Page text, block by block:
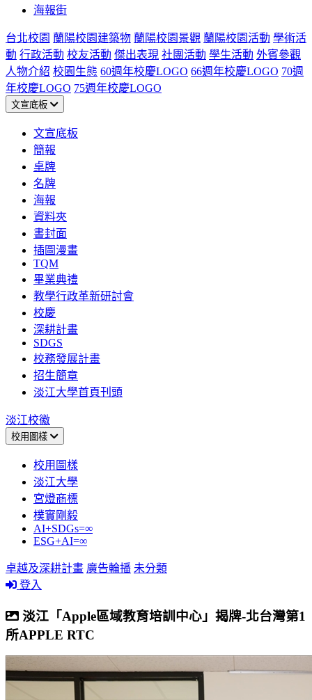
海報街
台北校園 蘭陽校園建築物 蘭陽校園景觀 蘭陽校園活動 學術活
動 行政活動 校友活動 傑出表現 社團活動 學生活動 外賓參觀
人物介紹 校園生態 60週年校慶LOGO 66週年校慶LOGO 70週
年校慶LOGO 75週年校慶LOGO
文宣底板
文宣底板
簡報
桌牌
名牌
海報
資料夾
書封面
插圖漫畫
TQM
畢業典禮
教學行政革新研討會
校慶
深耕計畫
SDGS
校務發展計畫
招生簡章
淡江大學首頁刊頭
淡江校徽
校用圖樣
校用圖樣
淡江大學
宮燈商標
樸實剛毅
AI+SDGs=∞
ESG+AI=∞
卓越及深耕計畫 廣告輪播 未分類
登入
淡江「Apple區域教育培訓中心」揭牌-北台灣第1
所APPLE RTC